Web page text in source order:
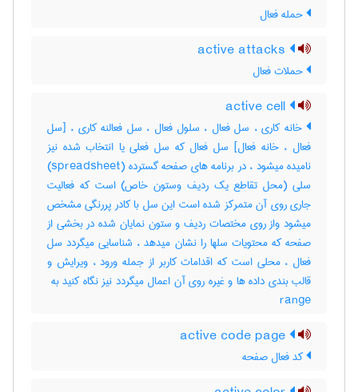
حمله فعال
حملات فعال
خانه کاری ، سل فعال ، سلول فعال ، سل فعالنه کاری ، [سل
فعال ، خانه فعال] سل فعال که سل فعلی یا انتخاب شده نیز
نامیده میشود ، در برنامه های صفحه گسترده (‎spreadsheet)
سلی (محل تقاطع یک ردیف وستون خاص) است که فعالیت
جاری روی آن متمرکز شده است این سل با کادر پررنگی مشخص
میشود واز روی مختصات ردیف و ستون نمایان شده در بخشی از
صفحه که محتویات سلها را نشان میدهد ، شناسایی میگردد سل
فعال ، محلی است که اقدامات کاربر از جمله ورود ، ویرایش و
range
کد فعال صفحه